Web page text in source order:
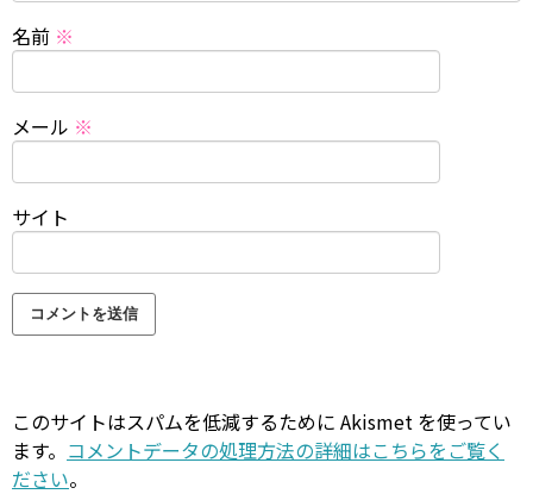
名前 ※
メール ※
サイト
このサイトはスパムを低減するために Akismet を使ってい
ます。 コメントデータの処理方法の詳細はこちらをご覧く
ださい。